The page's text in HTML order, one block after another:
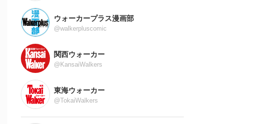
ウォーカープラス漫画部
@walkerpluscomic
関西ウォーカー
@KansaiWalkers
東海ウォーカー
@TokaiWalkers